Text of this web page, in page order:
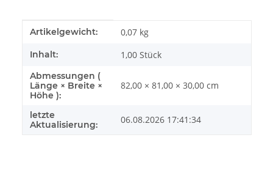
Produkteigenschaft
Wert
Artikelgewicht: 0,07 kg
Inhalt: 1,00 Stück
Abmessungen (
Länge × Breite ×
Höhe ):
82,00 × 81,00 × 30,00 cm
letzte
Aktualisierung:
06.08.2026 17:41:34